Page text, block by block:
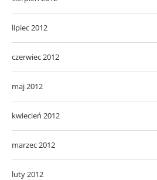
lipiec 2012
czerwiec 2012
maj 2012
kwiecień 2012
marzec 2012
luty 2012